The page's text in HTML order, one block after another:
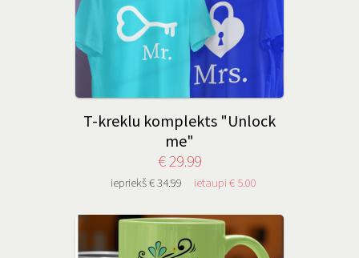
T-kreklu komplekts "Unlock
me"
€ 29.99
iepriekš € 34.99 ietaupi € 5.00